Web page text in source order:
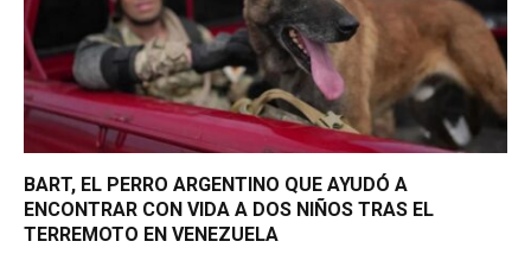
BART, EL PERRO ARGENTINO QUE AYUDÓ A
ENCONTRAR CON VIDA A DOS NIÑOS TRAS EL
TERREMOTO EN VENEZUELA